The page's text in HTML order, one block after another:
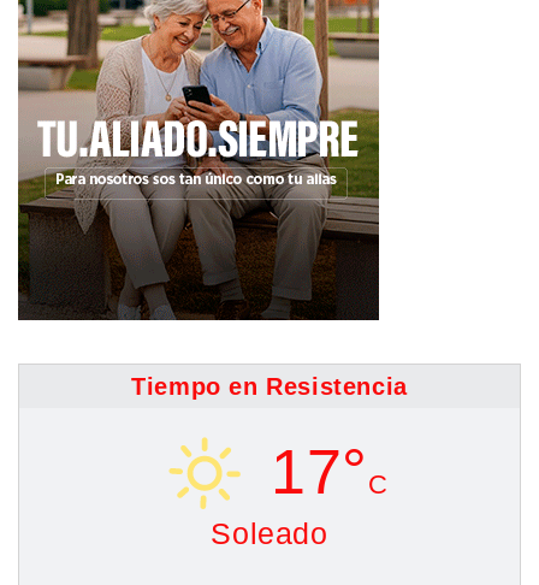
Tiempo en Resistencia
17° C
Soleado